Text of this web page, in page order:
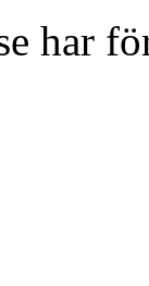
har